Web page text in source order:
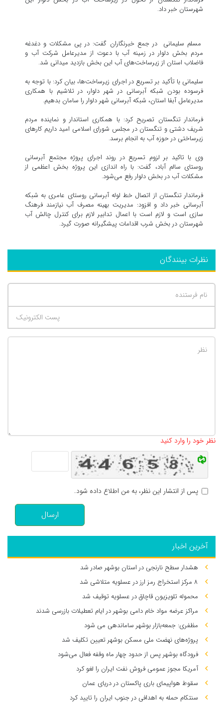
شهرستان خبر داد.
مسلم سلیمانی در جمع خبرنگاران گفت: در پی مشکلات و دغدغه
مردم بخش دلوار در زمینه آب با دعوت از مدیرعامل شرکت آب و
فاضلاب استان از زیرساخت‌های آب این بخش بازدید میدانی شد.
سلیمانی با تأکید بر تسریع در اجرای زیرساخت‌ها، بیان کرد: با توجه به
فرسوده بودن شبکه آبرسانی در شهر دلوار، در تلاشیم با همکاری
مدیرعامل آبفا استان، شبکه آبرسانی شهر دلوار را سامان بدهیم.
فرماندار تنگستان تصریح کرد: با همکاری استاندار و نماینده مردم
شریف دشتی و تنگستان در مجلس شورای اسلامی امید داریم کارهای
زیرساختی در حوزه آب به انجام برسد.
وی با تاکید بر لزوم تسریع در روند اجرای پروژه مجتمع آبرسانی
روستای سالم آباد، گفت: با راه اندازی این پروژه بخش اعظمی از
مشکلات آب در بخش دلوار رفع می‌شود.
فرماندار تنگستان از اتصال خط لوله آبرسانی روستای عامری به شبکه
آبرسانی خبر داد و افزود: مدیریت بهینه مصرف آب نیازمند فرهنگ
سازی است و لازم است با اعمال تدابیر لازم برای کنترل چالش آب
شهرستان در بخش شرب اقدامات پیشگیرانه صورت گیرد.
نظرات بینندگان
نظر خود را وارد کنید
پس از انتشار این نظر، به من اطلاع داده شود.
ارسال
آخرین اخبار
هشدار سطح نارنجی در استان بوشهر صادر شد
۸ مرکز استخراج رمز ارز در عسلویه متلاشی شد
محموله تلویزیون قاچاق در عسلویه توقیف شد
مراکز عرضه مواد خام دامی بوشهر در ایام تعطیلات بازرسی شدند
مظفری: جمعه‌بازار بوشهر ساماندهی می‌ شود
پروژه‌های نهضت ملی مسکن بوشهر تعیین تکلیف شد
فرودگاه بوشهر پس از حدود چهار ماه وقفه فعال می‌شود
آمریکا مجوز عمومی فروش نفت ایران را لغو کرد
سقوط هواپیمای باری پاکستان در دریای عمان
سنتکام حمله به اهدافی در جنوب ایران را تایید کرد